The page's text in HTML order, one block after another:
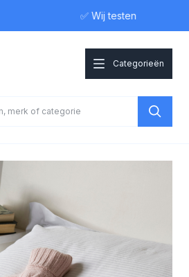
✅ Wij testen
Categorieën